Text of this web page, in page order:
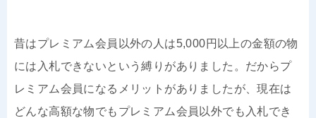
昔はプレミアム会員以外の人は5,000円以上の金額の物
には入札できないという縛りがありました。だからプ
レミアム会員になるメリットがありましたが、現在は
どんな高額な物でもプレミアム会員以外でも入札でき